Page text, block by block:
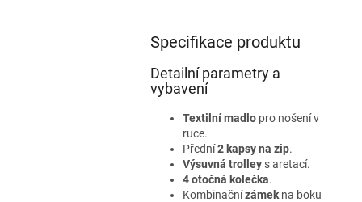
Specifikace produktu
Detailní parametry a
vybavení
Textilní madlopro nošení v
ruce.
Přední2 kapsy na zip.
Výsuvná trolleys aretací.
4 otočná kolečka.
Kombinačnízámekna boku